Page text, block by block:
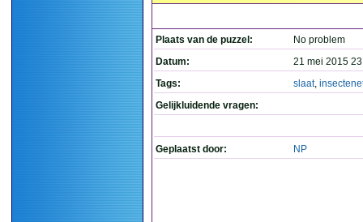
Plaats van de puzzel:
No problem
Datum:
21 mei 2015
Tags:
slaat,
Gelijkluidende vragen:
Geplaatst door: NP